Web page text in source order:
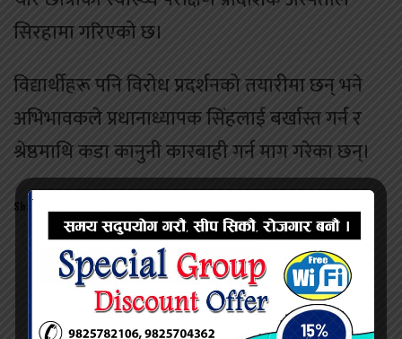
सिरहामा गरिएको छ।
विद्यार्थीहरू पनि विरोध प्रदर्शनको तयारीमा छन् भने
अभिभावकले प्रधानाध्यापक सिंहलाई बर्खास्त गर्न र
श्रेष्ठमाथि कडा कानुनी कारबाही गर्न माग गरेका छन्।
Share this:
Twitter Facebook